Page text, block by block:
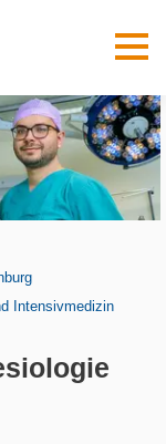
Intensivmedizin